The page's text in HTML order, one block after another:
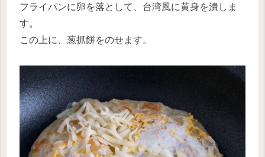
フライパンに卵を落として、台湾風に黄身を潰しま
す。
この上に、葱抓餅をのせます。